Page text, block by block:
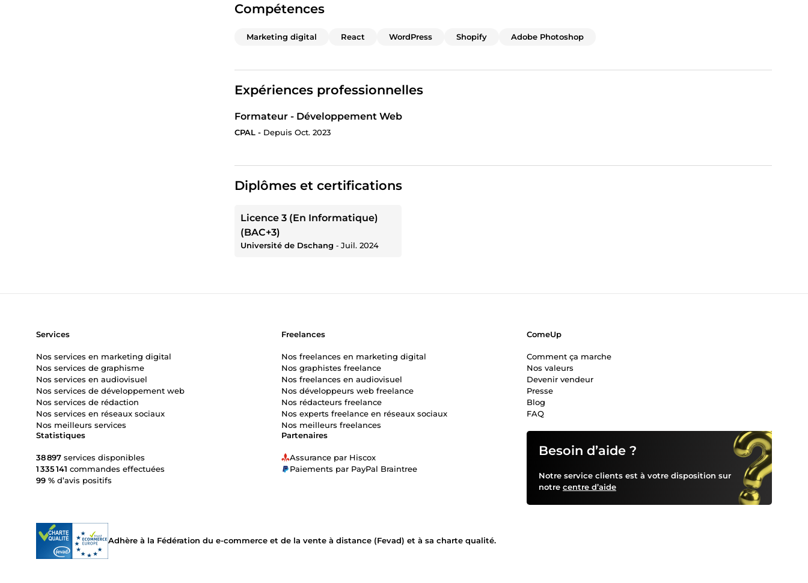
Compétences
Marketing digital React WordPress Shopify Adobe Photoshop
Expériences professionnelles
Formateur - Développement Web
CPAL - Depuis Oct. 2023
Diplômes et certifications
Licence 3 (En Informatique)
(BAC+3)
Université de Dschang ‐ Juil. 2024
Besoin d’aide ?
Notre service clients est à votre disposition sur
notre centre d’aide
Partenaires
Assurance par Hiscox
Paiements par PayPal Braintree
Statistiques
38 897 services disponibles
1 335 141 commandes effectuées
99 % d’avis positifs
Services
Nos services en marketing digital
Nos services de graphisme
Nos services en audiovisuel
Nos services de développement web
Nos services de rédaction
Nos services en réseaux sociaux
Nos meilleurs services
Freelances
Nos freelances en marketing digital
Nos graphistes freelance
Nos freelances en audiovisuel
Nos développeurs web freelance
Nos rédacteurs freelance
Nos experts freelance en réseaux sociaux
Nos meilleurs freelances
ComeUp
Comment ça marche
Nos valeurs
Devenir vendeur
Presse
Blog
FAQ
Adhère à la Fédération du e-commerce et de la vente à distance (Fevad) et à sa charte qualité.